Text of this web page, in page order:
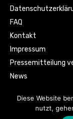
FAQ
Kontakt
Impressum
Pressemitteilung
News
Diese Website
nutzt,